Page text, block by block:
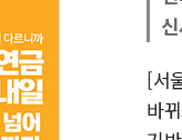
[서
바